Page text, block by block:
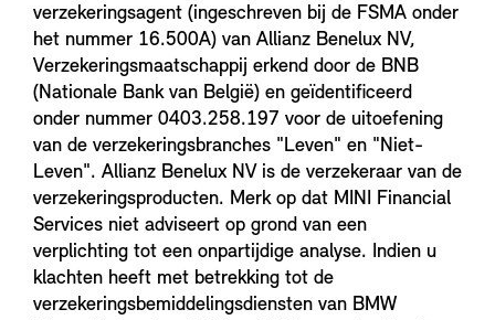
verzekeringsagent (ingeschreven bij de FSMA onder
het nummer 16.500A) van Allianz Benelux NV,
Verzekeringsmaatschappij erkend door de BNB
(Nationale Bank van België) en geïdentificeerd
onder nummer 0403.258.197 voor de uitoefening
van de verzekeringsbranches "Leven" en "Niet-
Leven". Allianz Benelux NV is de verzekeraar van de
verzekeringsproducten. Merk op dat MINI Financial
Services niet adviseert op grond van een
verplichting tot een onpartijdige analyse. Indien u
klachten heeft met betrekking tot de
verzekeringsbemiddelingsdiensten van BMW